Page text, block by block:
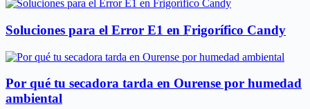
Soluciones para el Error E1 en Frigorífico Candy
Por qué tu secadora tarda en Ourense por humedad
ambiental